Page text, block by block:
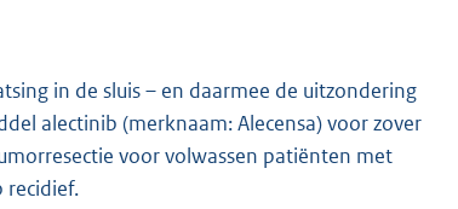
in de sluis – en daarmee de uitzondering
alectinib (merknaam: Alecensa) voor zover
voor volwassen patiënten met
recidief.